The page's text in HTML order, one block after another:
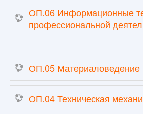
ОП.06 Информационные
профессиональной
ОП.05 Материаловедение
ОП.04 Техническая